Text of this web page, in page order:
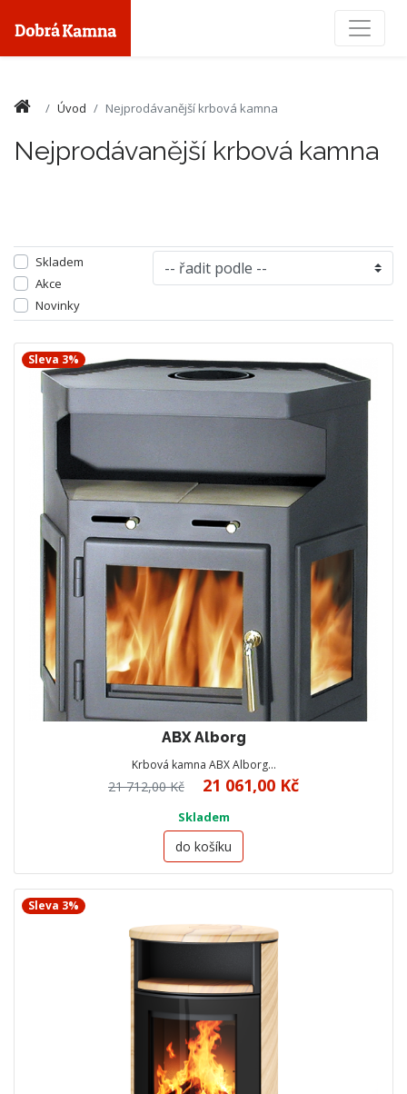
Úvod Nejprodávanější krbová kamna
Nejprodávanější krbová kamna
Skladem
Akce
Novinky
Sleva 3%
ABX Alborg
Krbová kamna ABX Alborg…
21 712,00 Kč 21 061,00 Kč
Skladem
do košíku
Sleva 3%